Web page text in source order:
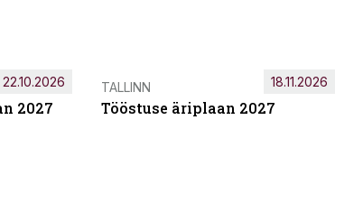
2027
22.10.2026 TALLINN
Tööstuse äriplaan 2027
18.11.2026